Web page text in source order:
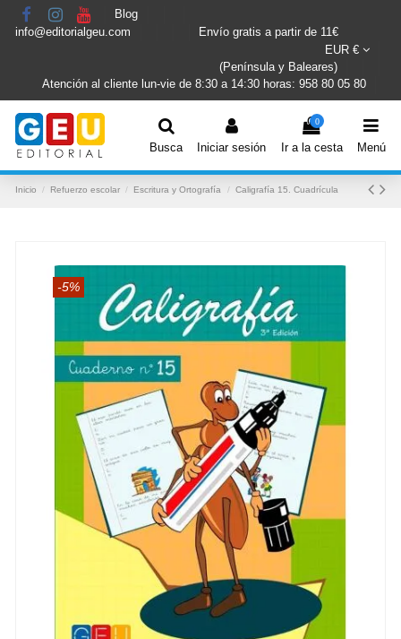
Blog
info@editorialgeu.com
Envío gratis a partir de 11€
EUR €
(Península y Baleares)
Atención al cliente lun-vie de 8:30 a 14:30 horas: 958 80 05 80
Busca Iniciar sesión
0
Ir a la cesta Menú
Inicio Refuerzo escolar Escritura y Ortografía Caligrafía 15. Cuadrícula
-5%